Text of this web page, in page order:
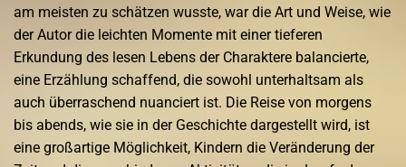
am meisten zu schätzen wusste, war die Art und Weise, wie
der Autor die leichten Momente mit einer tieferen
Erkundung des lesen Lebens der Charaktere balancierte,
eine Erzählung schaffend, die sowohl unterhaltsam als
auch überraschend nuanciert ist. Die Reise von morgens
bis abends, wie sie in der Geschichte dargestellt wird, ist
eine großartige Möglichkeit, Kindern die Veränderung der